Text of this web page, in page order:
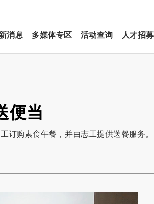
消息 多媒体专区 活动查询 人才招募
便当
订购素食午餐，并由志工提供送餐服务。